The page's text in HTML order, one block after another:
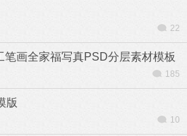
22
笔画全家福写真PSD分层素材模板
185
版
10